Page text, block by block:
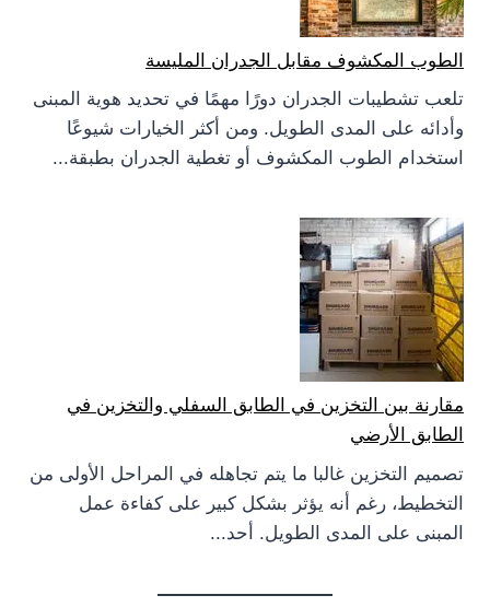
الطوب المكشوف مقابل الجدران المليسة
تلعب تشطيبات الجدران دورًا مهمًا في تحديد هوية المبنى
وأدائه على المدى الطويل. ومن أكثر الخيارات شيوعًا
استخدام الطوب المكشوف أو تغطية الجدران بطبقة...
مقارنة بين التخزين في الطابق السفلي والتخزين في
الطابق الأرضي
تصميم التخزين غالبا ما يتم تجاهله في المراحل الأولى من
التخطيط، رغم أنه يؤثر بشكل كبير على كفاءة عمل
المبنى على المدى الطويل. أحد...